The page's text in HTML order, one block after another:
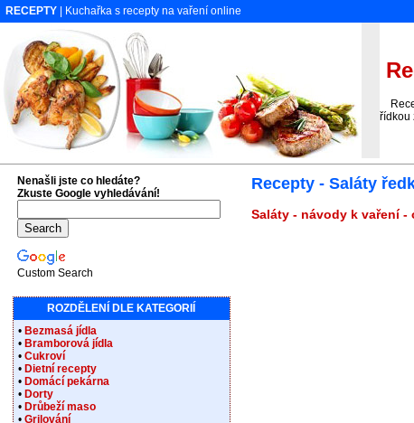
RECEPTY | Kuchařka s recepty na vaření online
řídkou
Recepty - Saláty
Saláty - návody k vaření -
Nenašli jste co hledáte?
Zkuste Google vyhledávání!
Custom Search
ROZDĚLENÍ DLE KATEGORIÍ
• Bezmasá jídla
• Bramborová jídla
• Cukroví
• Dietní recepty
• Domácí pekárna
• Dorty
• Drůbeží maso
• Grilování